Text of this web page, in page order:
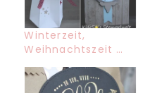
Winterzeit,
Weihnachtszeit …